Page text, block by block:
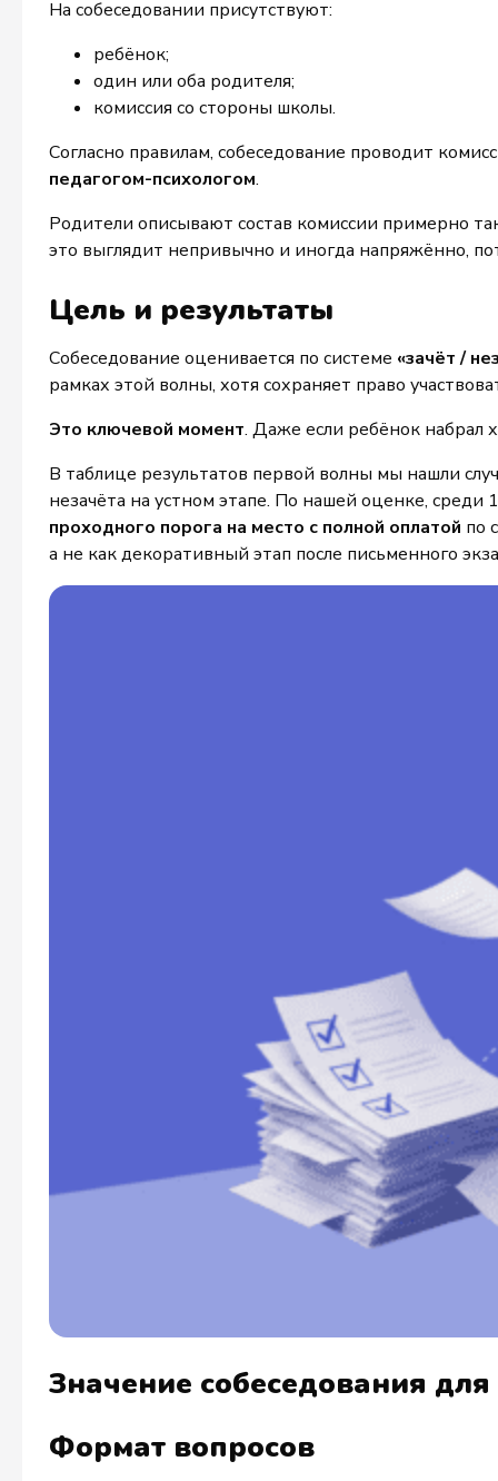
На собеседовании присутствуют:
ребёнок;
один или оба родителя;
комиссия со стороны школы.
Согласно правилам, собеседование проводит
педагогом-психологом.
Родители описывают состав комиссии примерно
это выглядит непривычно и иногда напряжённо,
Цель и результаты
Собеседование оценивается по системе «зачёт /
рамках этой волны, хотя сохраняет право
Это ключевой момент. Даже если ребёнок набрал
В таблице результатов первой волны мы нашли
незачёта на устном этапе. По нашей оценке,
проходного порога на место с полной оплатой по
а не как декоративный этап после письменного
Значение собеседования
Формат вопросов